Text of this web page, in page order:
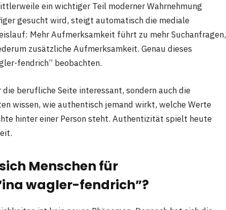
ein wichtiger Teil moderner Wahrnehmung
gesucht wird, steigt automatisch die mediale
Mehr Aufmerksamkeit führt zu mehr Suchanfragen,
zusätzliche Aufmerksamkeit. Genau dieses
fendrich” beobachten.
berufliche Seite interessant, sondern auch die
wissen, wie authentisch jemand wirkt, welche Werte
hinter einer Person steht. Authentizität spielt heute
Menschen für
wagler-fendrich”?